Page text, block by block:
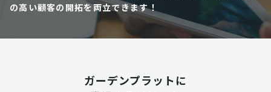
の高い顧客の開拓を両立できます！
ガーデンプラットに